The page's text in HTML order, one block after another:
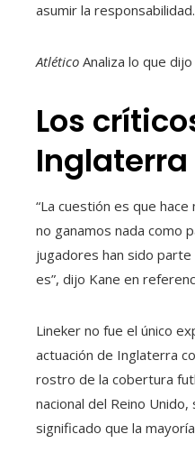
asumir la responsabilidad.
Atlético Analiza lo que
Los
Inglaterra
“La cuestión es que
no ganamos nada como
jugadores han sido
es”, dijo Kane en
Lineker no fue el único
actuación de Inglaterra
rostro de la cobertura
nacional del Reino
significado que la